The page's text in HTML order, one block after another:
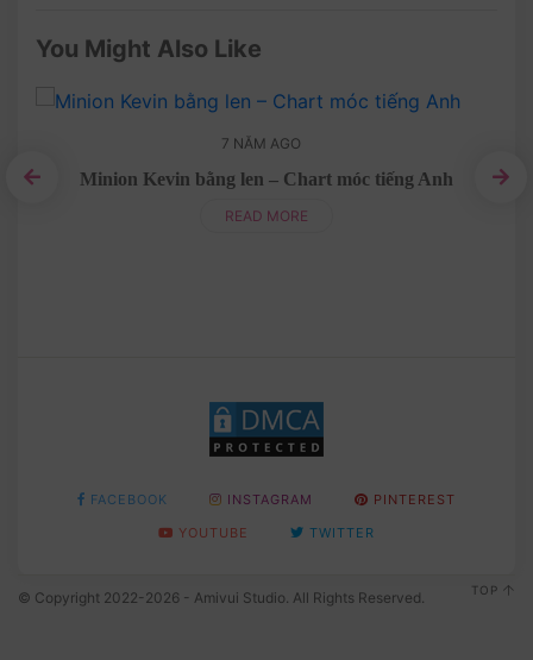
You Might Also Like
7 NĂM AGO
Minion Kevin bằng len – Chart móc tiếng Anh
READ MORE
FACEBOOK INSTAGRAM
PINTEREST
YOUTUBE
TWITTER
© Copyright 2022-2026 - Amivui Studio. All Rights Reserved. TOP